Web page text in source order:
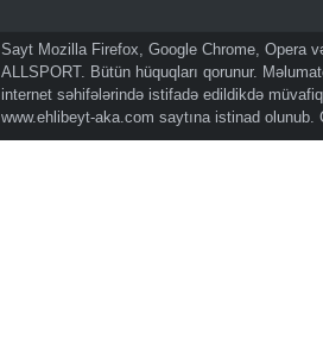
Sayt Mozilla Firefox, Google Chrome, Opera
ALLSPORT. Bütün hüquqları qorunur.
internet səhifələrində istifadə edildikdə
www.ehlibeyt-aka.com saytına istinad olunub.